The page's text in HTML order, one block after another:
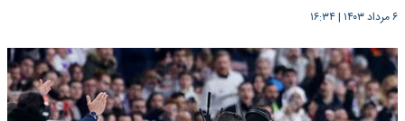
۶ مرداد ۱۴۰۳ |۱۶:۳۴